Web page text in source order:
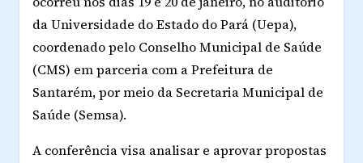
da Universidade do Estado do Pará (Uepa),
coordenado pelo Conselho Municipal de Saúde
(CMS) em parceria com a Prefeitura de
Santarém, por meio da Secretaria Municipal de
Saúde (Semsa).
A conferência visa analisar e aprovar propostas